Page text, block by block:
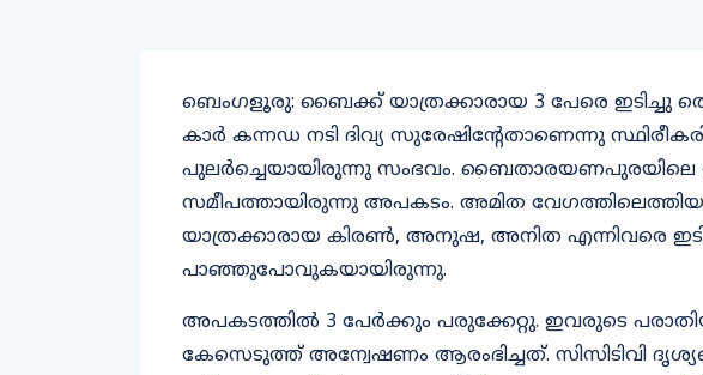
ബെംഗളൂരു: ബൈക്ക് യാത്രക്കാരായ 3 പേരെ ഇടിച്ചു
കാർ കന്നഡ നടി ദിവ്യ സുരേഷിന്റേതാണെന്നു
പുലര്‍ച്ചെയായിരുന്നു സംഭവം. ബൈതാരയണപുരയിലെ
സമീപത്തായിരുന്നു അപകടം. അമിത
യാത്രക്കാരായ കിരൺ, അനുഷ, അനിത എന്നിവരെ ഇടിച്ചു
പാഞ്ഞുപോവുകയായിരുന്നു.
അപകടത്തിൽ 3 പേർക്കും പരുക്കേറ്റു. ഇവരുടെ
കേസെടുത്ത് അന്വേഷണം ആരംഭിച്ചത്. സിസിടിവി